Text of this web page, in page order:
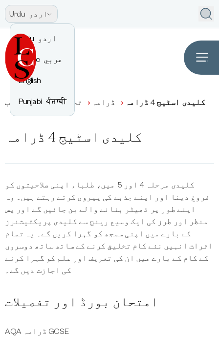
Urdu اردو
Urdu اردو
Arabic عربي
English
Punjabi ਪੰਜਾਬੀ نصاب تخلیقی فنون ڈرامہ کلیدی اسٹیج 4 ڈرامہ
کلیدی اسٹیج 4 ڈرامہ
کلیدی مرحلہ 4 اور 5 میں، طلباء اپنی صلاحیتوں کو
فروغ دینا اور اپنے جذبے کی پیروی کرتے رہتے ہیں۔ وہ
اپنے طور پر تھیٹر بنانے والے بن جائیں گے اور پس
منظر اور طرز کی ایک وسیع رینج سے کلیدی پریکٹیشنرز
کے بارے میں اپنی سمجھ کو گہرا کریں گے۔ یہ تمام
اثرات انہیں نئے کام تخلیق کرنے کے ساتھ ساتھ دوسروں
کے کام کے بارے میں ان کی تعریف اور علم کو گہرا کرنے
کی اجازت دیں گے۔
امتحان بورڈ اور تفصیلات
AQA ڈرامہ GCSE